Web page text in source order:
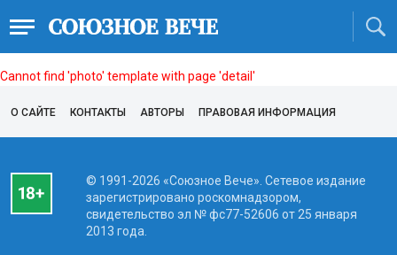
Cannot find 'photo' template with page 'detail'
О САЙТЕ КОНТАКТЫ АВТОРЫ ПРАВОВАЯ ИНФОРМАЦИЯ
© 1991-2026 «Союзное Вече». Сетевое издание
зарегистрировано роскомнадзором,
свидетельство эл № фc77-52606 от 25 января
2013 года.